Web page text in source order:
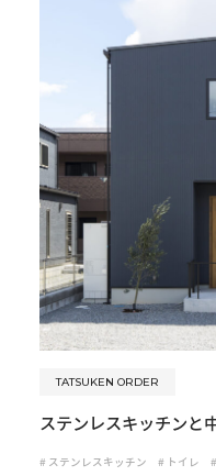
TATSUKEN ORDER
ステンレスキッチンと
# ステンレスキッチン # トイレ #